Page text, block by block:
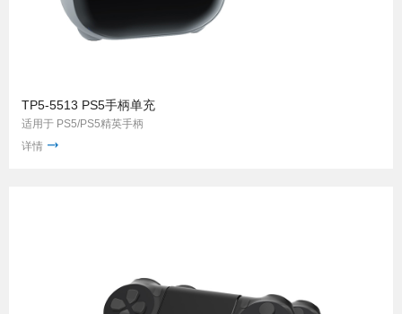
TP5-5513 PS5手柄单充
适用于 PS5/PS5精英手柄
详情